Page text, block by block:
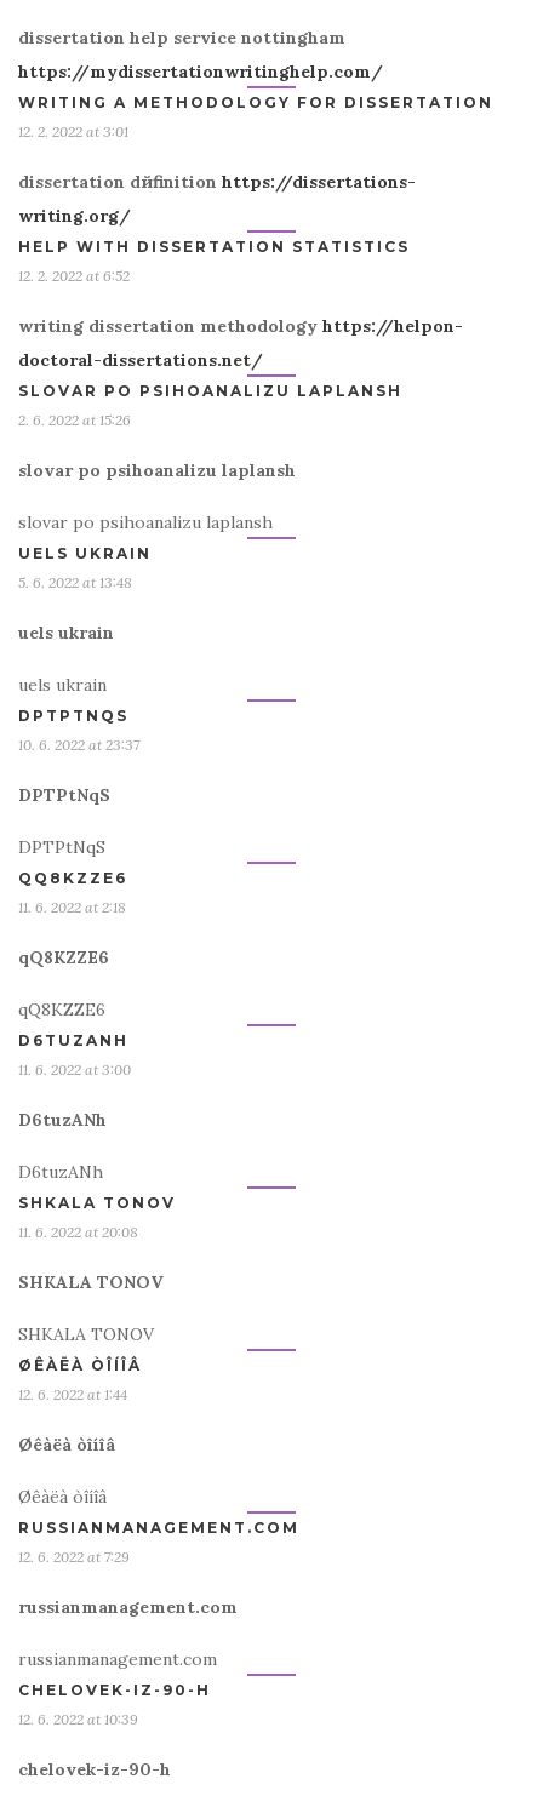
dissertation help service nottingham
https://mydissertationwritinghelp.com/
WRITING A METHODOLOGY FOR DISSERTATION
12. 2. 2022 at 3:01
dissertation dйfinition https://dissertations-
writing.org/
HELP WITH DISSERTATION STATISTICS
12. 2. 2022 at 6:52
writing dissertation methodology https://helpon-
doctoral-dissertations.net/
SLOVAR PO PSIHOANALIZU LAPLANSH
2. 6. 2022 at 15:26
slovar po psihoanalizu laplansh
slovar po psihoanalizu laplansh
UELS UKRAIN
5. 6. 2022 at 13:48
uels ukrain
uels ukrain
DPTPTNQS
10. 6. 2022 at 23:37
DPTPtNqS
DPTPtNqS
QQ8KZZE6
11. 6. 2022 at 2:18
qQ8KZZE6
qQ8KZZE6
D6TUZANH
11. 6. 2022 at 3:00
D6tuzANh
D6tuzANh
SHKALA TONOV
11. 6. 2022 at 20:08
SHKALA TONOV
SHKALA TONOV
ØÊÀËÀ ÒÎÍÎÂ
12. 6. 2022 at 1:44
Øêàëà òîíîâ
Øêàëà òîíîâ
RUSSIANMANAGEMENT.COM
12. 6. 2022 at 7:29
russianmanagement.com
russianmanagement.com
CHELOVEK-IZ-90-H
12. 6. 2022 at 10:39
chelovek-iz-90-h